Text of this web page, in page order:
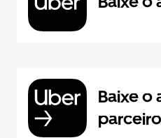
Baixe o
parceiro